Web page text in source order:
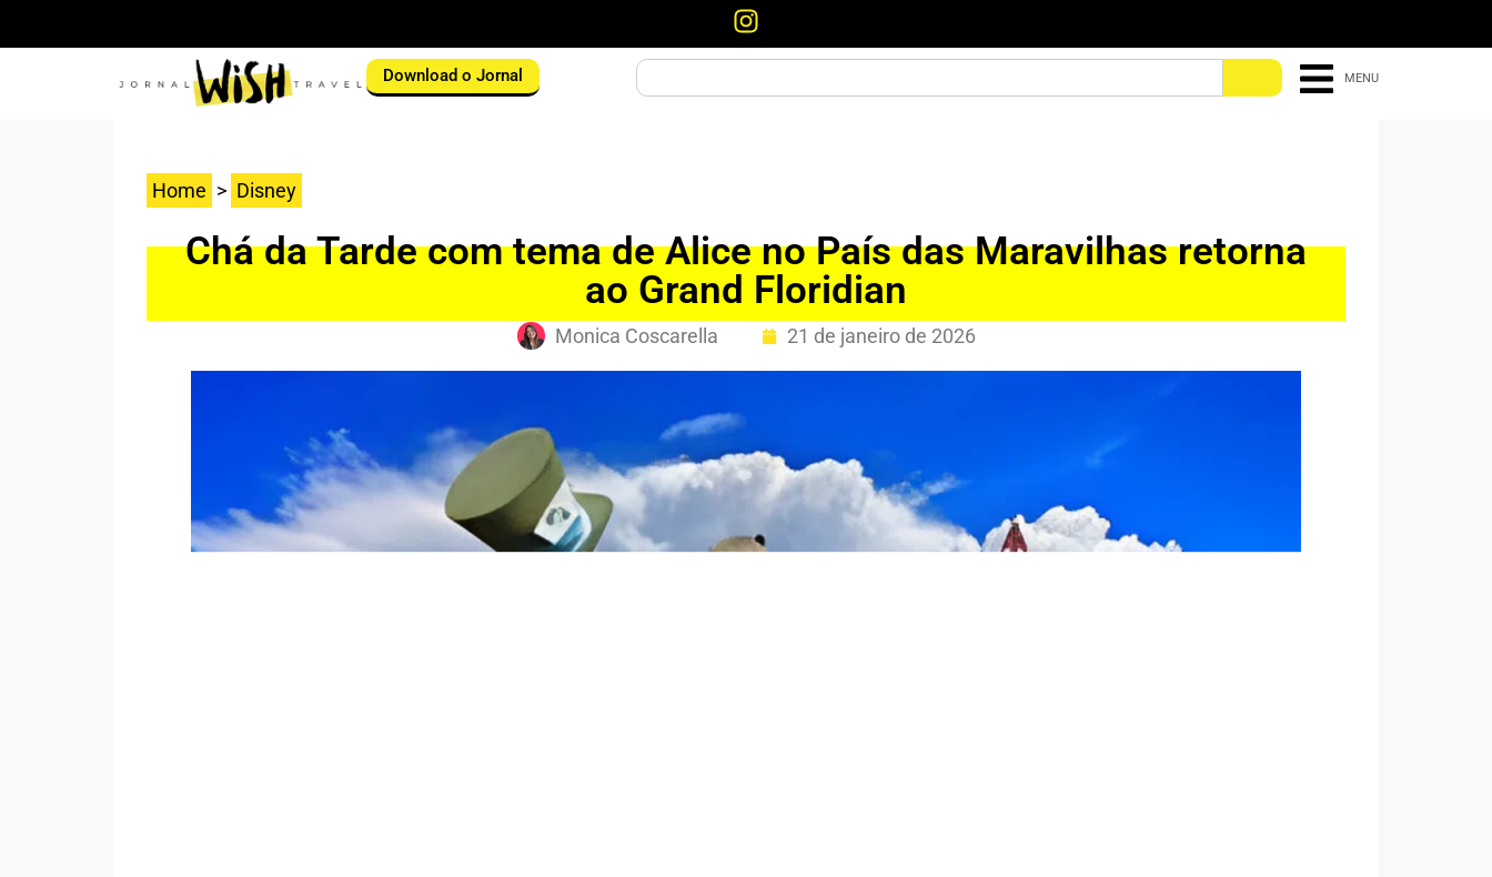
Download o Jornal MENU
Home > Disney
Chá da Tarde com tema de Alice no País das Maravilhas retorna
ao Grand Floridian
Monica Coscarella 21 de janeiro de 2026